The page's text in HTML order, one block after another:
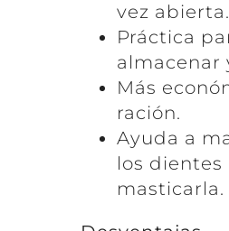
vez abierta.
Práctica
almacenar
Más
ración.
Ayuda a
los
masticarla.